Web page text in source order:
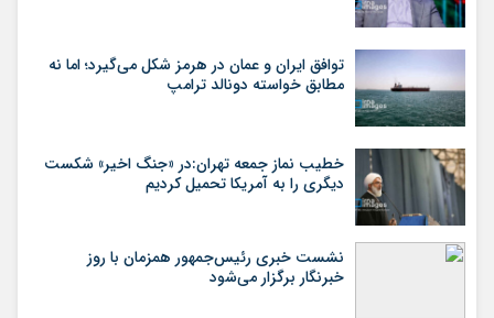
توافق ایران و عمان در هرمز شکل می‌گیرد؛ اما نه
مطابق خواسته دونالد ترامپ
خطیب نماز جمعه تهران:در «جنگ اخیر» شکست
دیگری را به آمریکا تحمیل کردیم
نشست خبری رئیس‌جمهور همزمان با روز
خبرنگار برگزار می‌شود